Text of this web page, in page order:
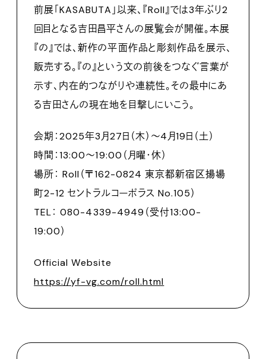
前展「KASABUTA」以来、『Roll』では3年ぶり2
回目となる吉田昌平さんの展覧会が開催。本展
『の』では、新作の平面作品と彫刻作品を展示、
販売する。『の』という文の前後をつなぐ言葉が
示す、内在的つながりや連続性。その最中にあ
る吉田さんの現在地を目撃しにいこう。
会期：2025年3月27日（木）〜4月19日（土）
時間：13:00〜19:00（月曜・休）
場所： Roll（〒162-0824 東京都新宿区揚場
町2-12 セントラルコーポラス No.105）
TEL： 080-4339-4949（受付13:00-
19:00）
Official Website
https://yf-vg.com/roll.html